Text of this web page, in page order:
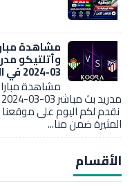
مشاهدة
03-2024 في الدوري الاسباني
مشاهدة
نقدم لكم اليوم على موقعنا
المثيرة ضمن منا...
الأقسام